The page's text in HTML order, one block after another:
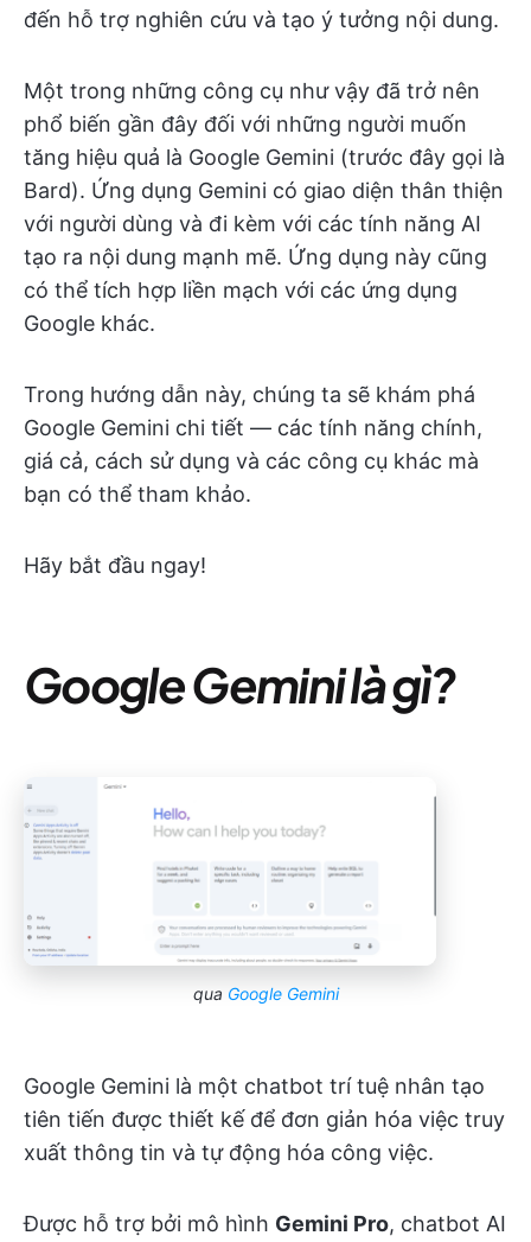
đến hỗ trợ nghiên cứu và tạo ý tưởng nội dung.
Một trong những công cụ như vậy đã trở nên
phổ biến gần đây đối với những người muốn
tăng hiệu quả là Google Gemini (trước đây gọi là
Bard). Ứng dụng Gemini có giao diện thân thiện
với người dùng và đi kèm với các tính năng AI
tạo ra nội dung mạnh mẽ. Ứng dụng này cũng
có thể tích hợp liền mạch với các ứng dụng
Google khác.
Trong hướng dẫn này, chúng ta sẽ khám phá
Google Gemini chi tiết — các tính năng chính,
giá cả, cách sử dụng và các công cụ khác mà
bạn có thể tham khảo.
Hãy bắt đầu ngay!
Google Gemini là gì?
qua Google Gemini
Google Gemini là một chatbot trí tuệ nhân tạo
tiên tiến được thiết kế để đơn giản hóa việc truy
xuất thông tin và tự động hóa công việc.
Được hỗ trợ bởi mô hình Gemini Pro, chatbot AI